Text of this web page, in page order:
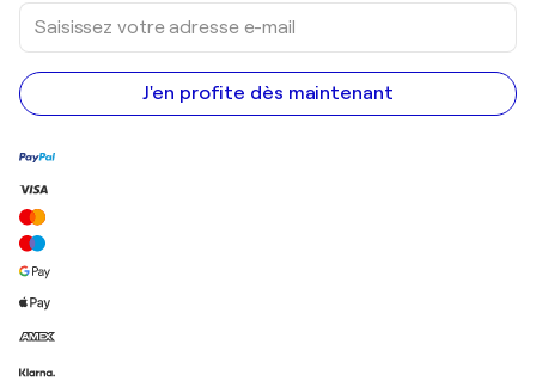
Saisissez
votre
adresse
e-
mail
J'en profite dès maintenant